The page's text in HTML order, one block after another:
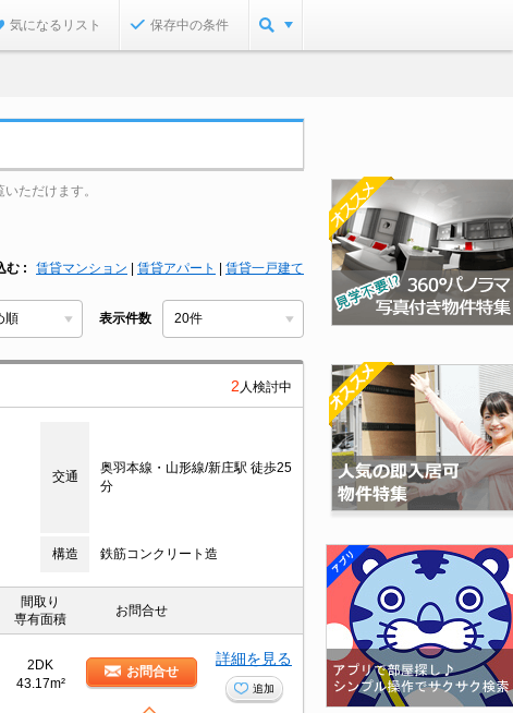
気になるリスト 保存中の条件
ただけます。
む 賃貸マンション 賃貸アパート 賃貸一戸建て
表示件数
2 人検討中
交通
奥羽本線・山形線/新庄駅 徒歩25
分
構造 鉄筋コンクリート造
間取り
専有面積
お問合せ
2DK
43.17m²
お問合せ
詳細を見る
追加